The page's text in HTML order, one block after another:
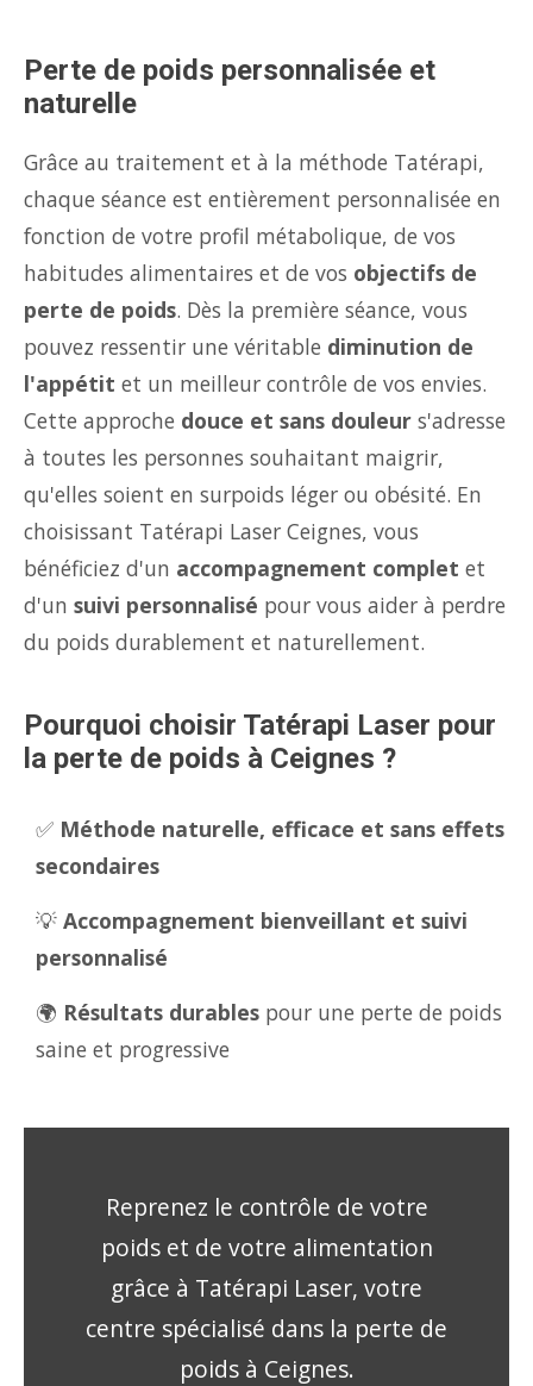
Perte de poids personnalisée et
naturelle
Grâce au traitement et à la méthode Tatérapi,
chaque séance est entièrement personnalisée en
fonction de votre profil métabolique, de vos
habitudes alimentaires et de vos objectifs de
perte de poids. Dès la première séance, vous
pouvez ressentir une véritable diminution de
l'appétit et un meilleur contrôle de vos envies.
Cette approche douce et sans douleur s'adresse
à toutes les personnes souhaitant maigrir,
qu'elles soient en surpoids léger ou obésité. En
choisissant Tatérapi Laser Ceignes, vous
bénéficiez d'un accompagnement complet et
d'un suivi personnalisé pour vous aider à perdre
du poids durablement et naturellement.
Pourquoi choisir Tatérapi Laser pour
la perte de poids à Ceignes ?
✅ Méthode naturelle, efficace et sans effets
secondaires
💡 Accompagnement bienveillant et suivi
personnalisé
🌍 Résultats durables pour une perte de poids
saine et progressive
Reprenez le contrôle de votre
poids et de votre alimentation
grâce à Tatérapi Laser, votre
centre spécialisé dans la perte de
poids à Ceignes.